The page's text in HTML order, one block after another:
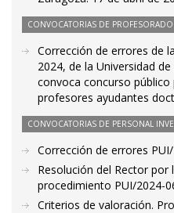
CONVOCATORIAS DE PROFESORADO
Corrección de errores de
2024, de la Universidad
convoca concurso
profesores ayudantes
CONVOCATORIAS DE PERSONAL
Corrección de errores
Resolución del Rector por
procedimiento PUI/2024-
Criterios de valoración.